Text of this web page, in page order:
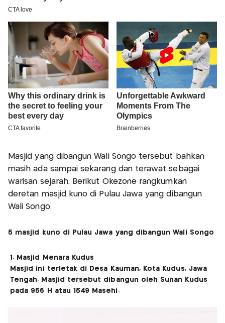
Masjid yang dibangun Wali Songo tersebut bahkan
masih ada sampai sekarang dan terawat sebagai
warisan sejarah. Berikut Okezone rangkumkan
deretan masjid kuno di Pulau Jawa yang dibangun
Wali Songo.
5 masjid kuno di Pulau Jawa yang dibangun Wali Songo
1. Masjid Menara Kudus
Masjid ini terletak di Desa Kauman, Kota Kudus, Jawa
Tengah. Masjid tersebut dibangun oleh Sunan Kudus
pada 956 H atau 1549 Masehi.